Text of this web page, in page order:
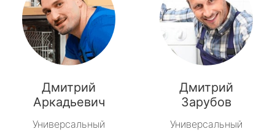
Дмитрий
Аркадьевич
Универсальный
Дмитрий
Зарубов
Универсальный